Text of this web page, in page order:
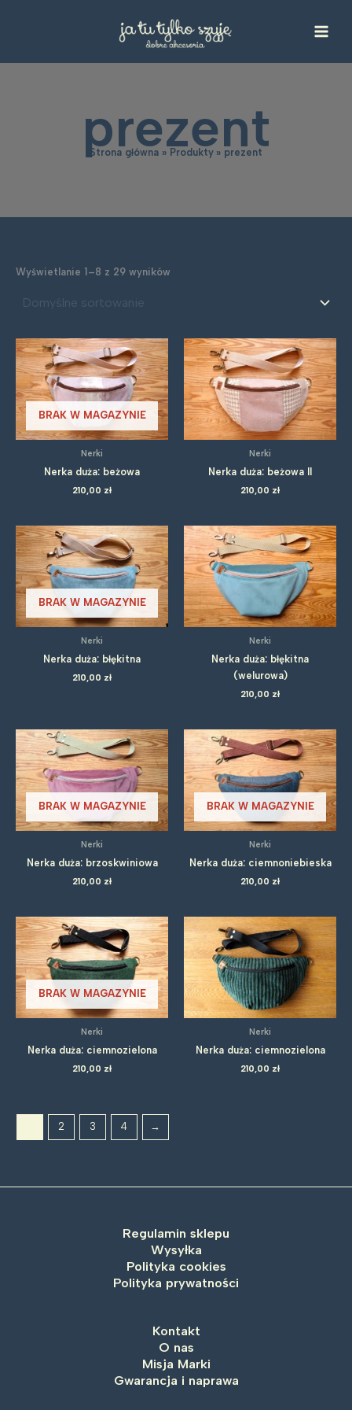
prezent
Strona główna Produkty prezent
Wyświetlanie 1–8 z 29 wyników
BRAK W MAGAZYNIE
Nerki
Nerka duża: beżowa
210,00 zł
Nerki
Nerka duża: beżowa II
210,00 zł
BRAK W MAGAZYNIE
Nerki
Nerka duża: błękitna
210,00 zł
Nerki
Nerka duża: błękitna
(welurowa)
210,00 zł
BRAK W MAGAZYNIE
Nerki
Nerka duża: brzoskwiniowa
210,00 zł
BRAK W MAGAZYNIE
Nerki
Nerka duża: ciemnoniebieska
210,00 zł
BRAK W MAGAZYNIE
Nerki
Nerka duża: ciemnozielona
210,00 zł
Nerki
Nerka duża: ciemnozielona
210,00 zł
2 3 4 →
Regulamin sklepu
Wysyłka
Polityka cookies
Polityka prywatności
Kontakt
O nas
Misja Marki
Gwarancja i naprawa